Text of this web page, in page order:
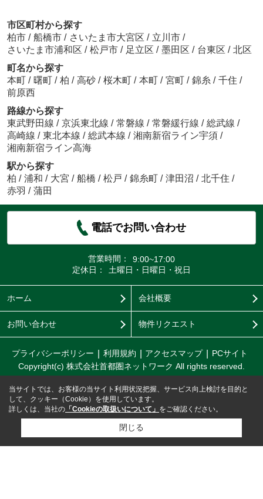
市区町村から探す
柏市 / 船橋市 / さいたま市大宮区 / 立川市 /
さいたま市浦和区 / 松戸市 / 足立区 / 墨田区 / 台東区 / 北区
町名から探す
本町 / 曙町 / 柏 / 高砂 / 桜木町 / 本町 / 宮町 / 錦糸 / 千住 /
前原西
路線から探す
東武野田線 / 京浜東北線 / 常磐線 / 常磐緩行線 / 総武線 /
高崎線 / 東北本線 / 総武本線 / 湘南新宿ライン宇須 /
湘南新宿ライン高海
駅から探す
柏 / 浦和 / 大宮 / 船橋 / 松戸 / 錦糸町 / 津田沼 / 北千住 /
赤羽 / 蒲田
電話でお問い合わせ
営業時間：
9:00~17:00
定休日：
土曜日・日曜日・祝日
ホーム 会社概要
お問い合わせ 物件リクエスト
プライバシーポリシー 利用規約 アクセスマップ
PCサイト
Copyright(c) 株式会社首都圏ネットワーク All rights reserved.
当サイトでは、お客様の当サイト利用状況把握、サービス向上検討を目的と
して、クッキー（Cookie）を使用しています。
詳しくは、当社の 「Cookieの取扱いについて」 をご確認ください。
閉じる